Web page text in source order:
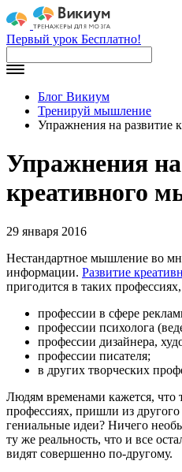
Первый урок Бесплатно!
Блог Викиум
Тренируй мышление
Упражнения на развитие
Упражнения
креативного
29 января 2016
Нестандартное мышление во
информации. Развитие
пригодится в таких
профессии в сфере
профессии психолога
профессии дизайнера,
профессии писателя;
в других творческих
Людям временами кажется, что
профессиях, пришли из
гениальные идеи? Ничего
ту же реальность, что и все
видят совершенно по-другому.